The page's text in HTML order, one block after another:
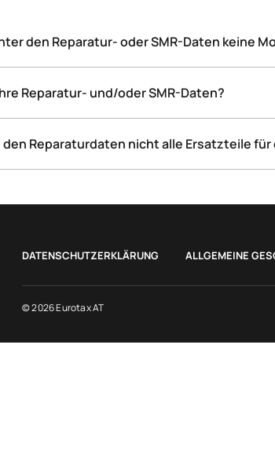
den Reparatur- oder SMR-Daten keine
Reparatur- und/oder SMR-Daten?
den Reparaturdaten nicht alle Ersatzteile
DATENSCHUTZERKLÄRUNG ALLGEMEINE
© 2026 Eurotax AT